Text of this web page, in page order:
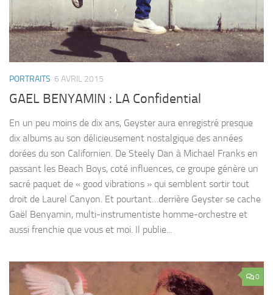
PORTRAITS 6 AVRIL 2015
GAEL BENYAMIN : LA Confidential
En un peu moins de dix ans, Geyster aura enregistré presque
dix albums au son délicieusement nostalgique des années
dorées du son Californien. De Steely Dan à Michael Franks en
passant les Beach Boys, coté influences, ce groupe génère un
sacré paquet de « good vibrations » qui semblent sortir tout
droit de Laurel Canyon. Et pourtant…derrière Geyster se cache
Gaël Benyamin, multi-instrumentiste homme-orchestre et
aussi frenchie que vous et moi. Il publie...
0